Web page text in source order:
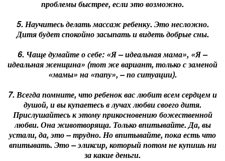
проблемы быстрее, если это возможно.
5. Научитесь делать массаж ребенку. Это несложно.
Дитя будет спокойно засыпать и видеть добрые сны.
6. Чаще думайте о себе: «Я – идеальная мама», «Я –
идеальная женщина» (тот же вариант, только с заменой
«мамы» на «папу», – по ситуации).
7. Всегда помните, что ребенок вас любит всем сердцем и
душой, и вы купаетесь в лучах любви своего дитя.
Прислушайтесь к этому прикосновению божественной
любви. Она животворяща. Только впитывайте. Да, вы
устали, да, это – трудно. Но впитывайте, пока есть что
впитывать. Это – эликсир, который потом не купишь ни
за какие деньги.